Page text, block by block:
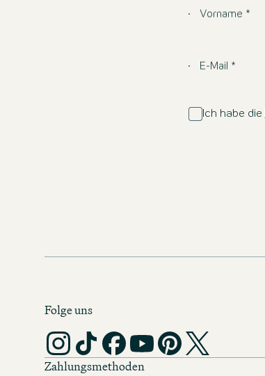
Vorname *
E-Mail *
Ich habe die
Folge uns
Zahlungsmethoden